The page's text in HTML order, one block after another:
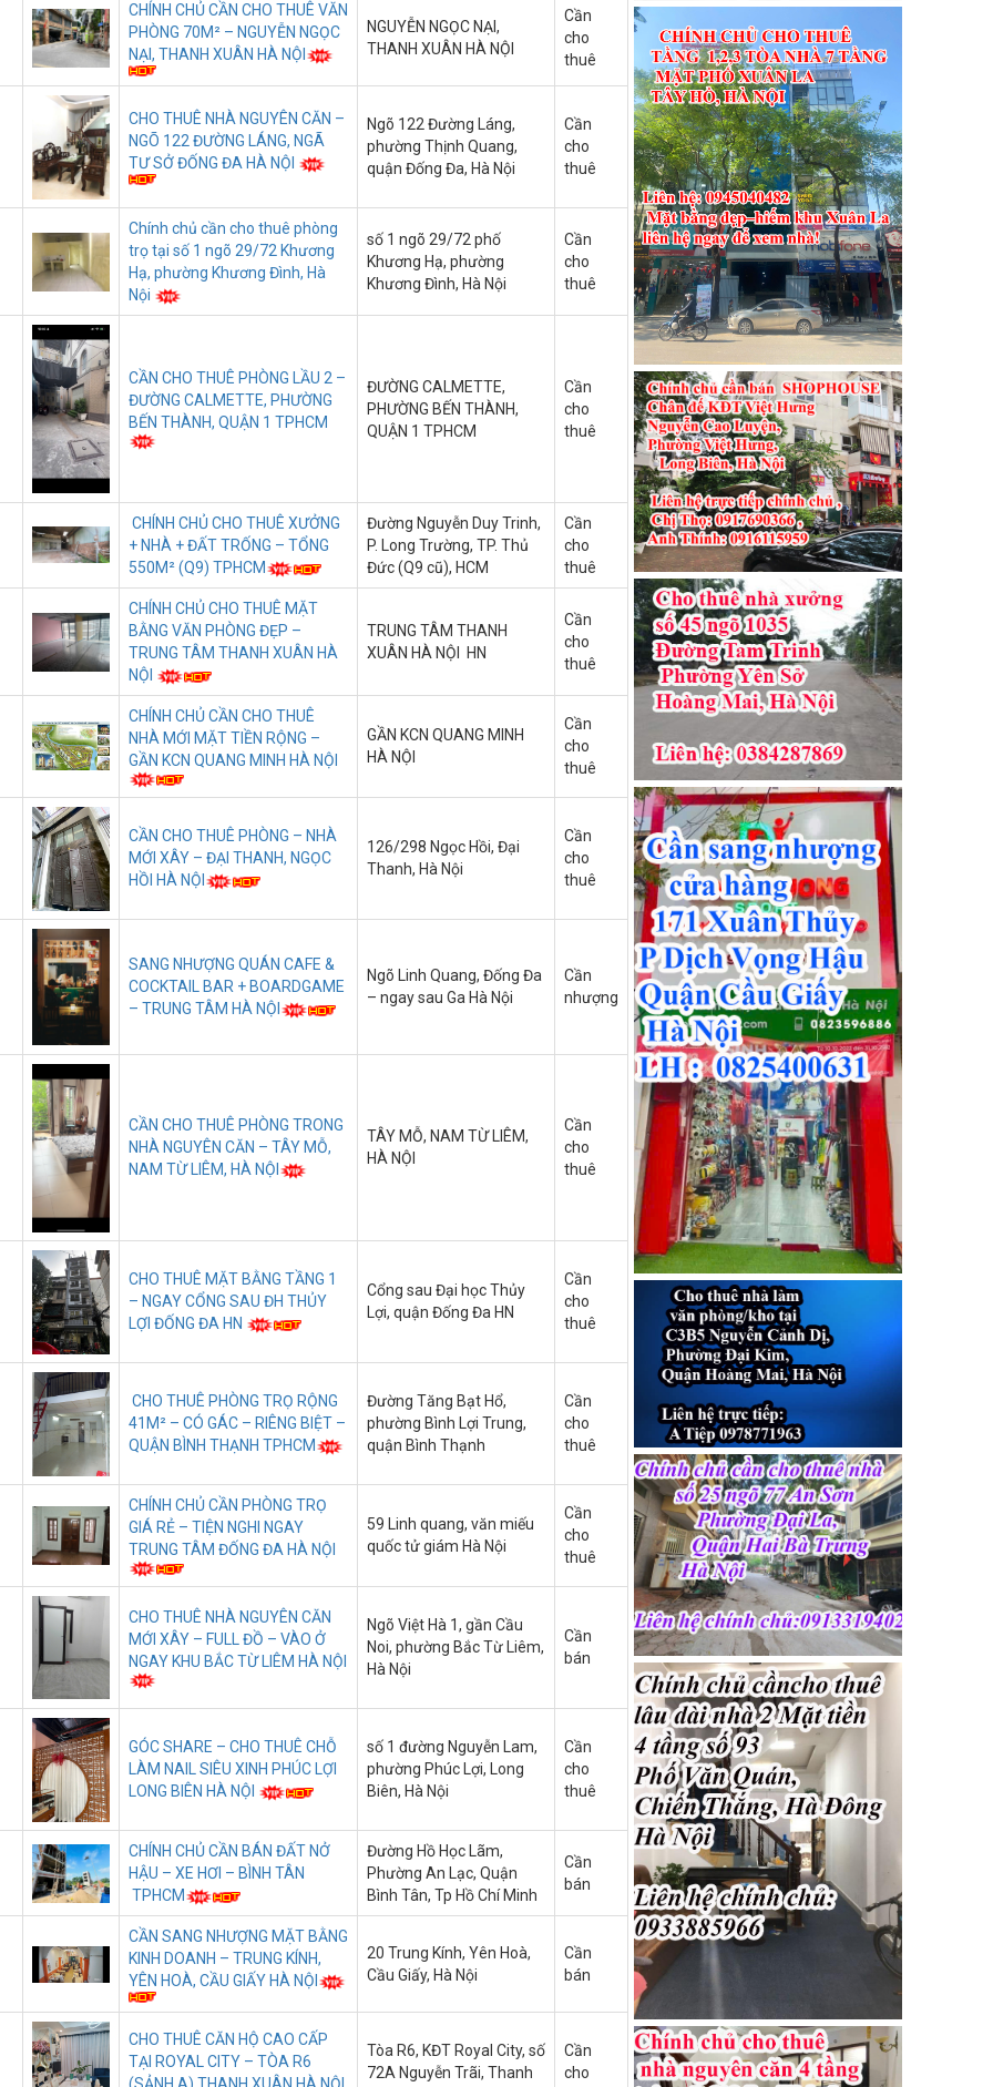
CHÍNH CHỦ CẦN CHO THUÊ VĂN
PHÒNG 70M² – NGUYỄN NGỌC
NẠI, THANH XUÂN HÀ NỘI
NGUYỄN NGỌC NẠI,
THANH XUÂN HÀ NỘI
Cần
cho
thuê
CHO THUÊ NHÀ NGUYÊN CĂN –
NGÕ 122 ĐƯỜNG LÁNG, NGÃ
TƯ SỞ ĐỐNG ĐA HÀ NỘI
Ngõ 122 Đường Láng,
phường Thịnh Quang,
quận Đống Đa, Hà Nội
Cần
cho
thuê
Chính chủ cần cho thuê phòng
trọ tại số 1 ngõ 29/72 Khương
Hạ, phường Khương Đình, Hà
Nội
số 1 ngõ 29/72 phố
Khương Hạ, phường
Khương Đình, Hà Nội
Cần
cho
thuê
CẦN CHO THUÊ PHÒNG LẦU 2 –
ĐƯỜNG CALMETTE, PHƯỜNG
BẾN THÀNH, QUẬN 1 TPHCM
ĐƯỜNG CALMETTE,
PHƯỜNG BẾN THÀNH,
QUẬN 1 TPHCM
Cần
cho
thuê
CHÍNH CHỦ CHO THUÊ XƯỞNG
+ NHÀ + ĐẤT TRỐNG – TỔNG
550M² (Q9) TPHCM
Đường Nguyễn Duy Trinh,
P. Long Trường, TP. Thủ
Đức (Q9 cũ), HCM
Cần
cho
thuê
CHÍNH CHỦ CHO THUÊ MẶT
BẰNG VĂN PHÒNG ĐẸP –
TRUNG TÂM THANH XUÂN HÀ
NỘI
TRUNG TÂM THANH
XUÂN HÀ NỘI HN
Cần
cho
thuê
CHÍNH CHỦ CẦN CHO THUÊ
NHÀ MỚI MẶT TIỀN RỘNG –
GẦN KCN QUANG MINH HÀ NỘI
GẦN KCN QUANG MINH
HÀ NỘI
Cần
cho
thuê
CẦN CHO THUÊ PHÒNG – NHÀ
MỚI XÂY – ĐẠI THANH, NGỌC
HỒI HÀ NỘI
126/298 Ngọc Hồi, Đại
Thanh, Hà Nội
Cần
cho
thuê
SANG NHƯỢNG QUÁN CAFE &
COCKTAIL BAR + BOARDGAME
– TRUNG TÂM HÀ NỘI
Ngõ Linh Quang, Đống Đa
– ngay sau Ga Hà Nội
Cần
nhượng
CẦN CHO THUÊ PHÒNG TRONG
NHÀ NGUYÊN CĂN – TÂY MỖ,
NAM TỪ LIÊM, HÀ NỘI
TÂY MỖ, NAM TỪ LIÊM,
HÀ NỘI
Cần
cho
thuê
CHO THUÊ MẶT BẰNG TẦNG 1
– NGAY CỔNG SAU ĐH THỦY
LỢI ĐỐNG ĐA HN
Cổng sau Đại học Thủy
Lợi, quận Đống Đa HN
Cần
cho
thuê
CHO THUÊ PHÒNG TRỌ RỘNG
41M² – CÓ GÁC – RIÊNG BIỆT –
QUẬN BÌNH THẠNH TPHCM
Đường Tăng Bạt Hổ,
phường Bình Lợi Trung,
quận Bình Thạnh
Cần
cho
thuê
CHÍNH CHỦ CẦN PHÒNG TRỌ
GIÁ RẺ – TIỆN NGHI NGAY
TRUNG TÂM ĐỐNG ĐA HÀ NỘI
59 Linh quang, văn miếu
quốc tử giám Hà Nội
Cần
cho
thuê
CHO THUÊ NHÀ NGUYÊN CĂN
MỚI XÂY – FULL ĐỒ – VÀO Ở
NGAY KHU BẮC TỪ LIÊM HÀ NỘI
Ngõ Việt Hà 1, gần Cầu
Noi, phường Bắc Từ Liêm,
Hà Nội
Cần
bán
GÓC SHARE – CHO THUÊ CHỖ
LÀM NAIL SIÊU XINH PHÚC LỢI
LONG BIÊN HÀ NỘI
số 1 đường Nguyễn Lam,
phường Phúc Lợi, Long
Biên, Hà Nội
Cần
cho
thuê
CHÍNH CHỦ CẦN BÁN ĐẤT NỞ
HẬU – XE HƠI – BÌNH TÂN
TPHCM
Đường Hồ Học Lãm,
Phường An Lạc, Quận
Bình Tân, Tp Hồ Chí Minh
Cần
bán
CẦN SANG NHƯỢNG MẶT BẰNG
KINH DOANH – TRUNG KÍNH,
YÊN HOÀ, CẦU GIẤY HÀ NỘI
20 Trung Kính, Yên Hoà,
Cầu Giấy, Hà Nội
Cần
bán
CHO THUÊ CĂN HỘ CAO CẤP
TẠI ROYAL CITY – TÒA R6
Tòa R6, KĐT Royal City, số
72A Nguyễn Trãi, Thanh
Cần
cho